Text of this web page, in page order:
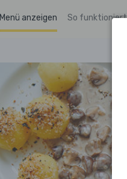
Menü anzeigen So